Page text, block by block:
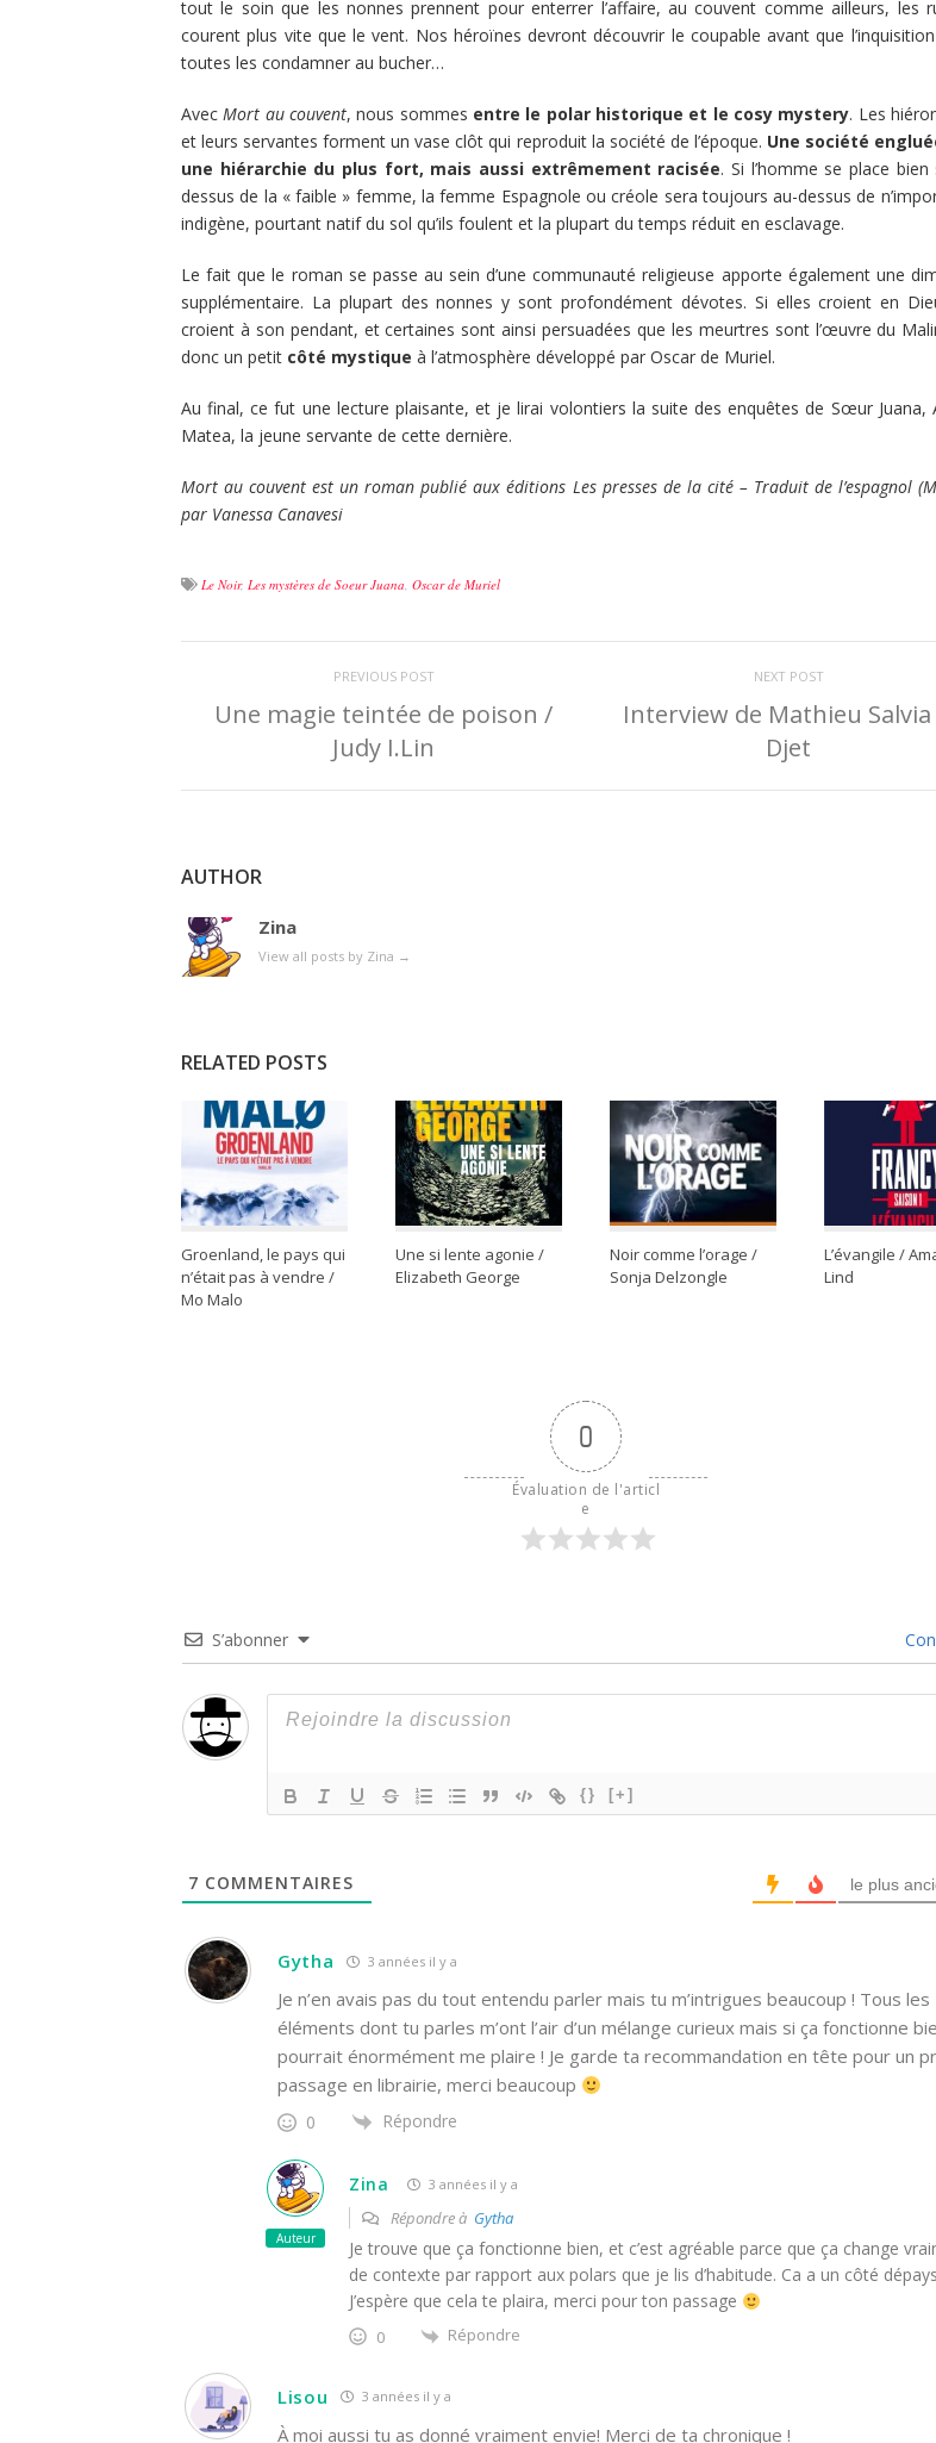
tout le soin que les nonnes prennent pour enterrer l’affaire, au couvent comme ailleurs, les
courent plus vite que le vent. Nos héroïnes devront découvrir le coupable avant que
toutes les condamner au bucher…
AvecMort au couvent, nous sommes entre le polar historique et le cosy mystery. Les
et leurs servantes forment un vase clôt qui reproduit la société de l’époque. Une société
une hiérarchie du plus fort, mais aussi extrêmement racisée. Si l’homme se place bien
dessus de la « faible » femme, la femme Espagnole ou créole sera toujours au-dessus de
indigène, pourtant natif du sol qu’ils foulent et la plupart du temps réduit en esclavage.
Le fait que le roman se passe au sein d’une communauté religieuse apporte également une
supplémentaire. La plupart des nonnes y sont profondément dévotes. Si elles croient en
croient à son pendant, et certaines sont ainsi persuadées que les meurtres sont l’œuvre du
donc un petit côté mystique à l’atmosphère développé par Oscar de Muriel.
Au final, ce fut une lecture plaisante, et je lirai volontiers la suite des enquêtes de Sœur Juana,
Matea, la jeune servante de cette dernière.
Mort au couvent est un roman publié aux éditions Les presses de la cité – Traduit de l’espagnol
par Vanessa Canavesi
Le Noir, Les mystères de Soeur Juana, Oscar de Muriel
PREVIOUS POST
Une magie teintée de poison /
Judy I.Lin
NEXT POST
Interview de Mathieu
Djet
AUTHOR
Zina
View all posts by Zina →
RELATED POSTS
Groenland, le pays qui
n’était pas à vendre /
Mo Malo
Une si lente agonie /
Elizabeth George
Noir comme l’orage /
Sonja Delzongle
L’évangile /
Lind
0
Évaluation de l'articl
e
S’abonner
{} [+]
7 COMMENTAIRES le plus
Gytha 3 années il y a
Je n’en avais pas du tout entendu parler mais tu m’intrigues beaucoup ! Tous les
éléments dont tu parles m’ont l’air d’un mélange curieux mais si ça fonctionne
pourrait énormément me plaire ! Je garde ta recommandation en tête pour un
passage en librairie, merci beaucoup
0 Répondre
Auteur
Zina 3 années il y a
Répondre à Gytha
Je trouve que ça fonctionne bien, et c’est agréable parce que ça change
de contexte par rapport aux polars que je lis d’habitude. Ca a un côté
J’espère que cela te plaira, merci pour ton passage
0 Répondre
Lisou 3 années il y a
À moi aussi tu as donné vraiment envie! Merci de ta chronique !